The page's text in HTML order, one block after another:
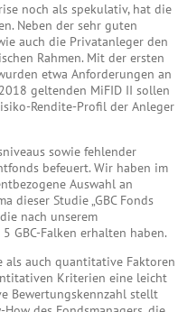
noch als spekulativ, hat die
Neben der sehr guten
auch die Privatanleger den
Rahmen. Mit der ersten
etwa Anforderungen an
geltenden MiFID II sollen
Rendite-Profil der Anleger
sowie fehlender
befeuert. Wir haben im
Auswahl an
dieser Studie „GBC Fonds
nach unserem
GBC-Falken erhalten haben.
auch quantitative Faktoren
Kriterien eine leicht
Bewertungskennzahl stellt